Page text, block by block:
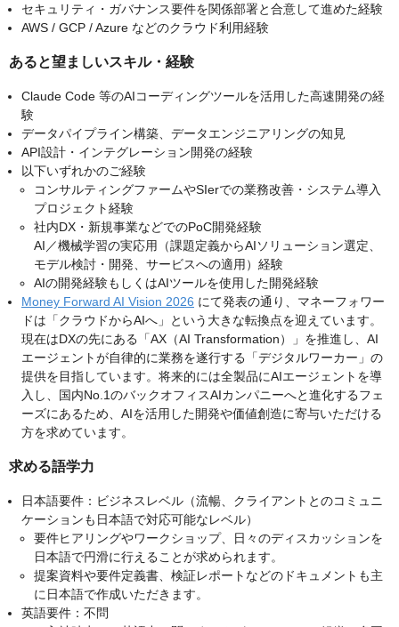
セキュリティ・ガバナンス要件を関係部署と合意して進めた経験
AWS / GCP / Azure などのクラウド利用経験
あると望ましいスキル・経験
Claude Code 等のAIコーディングツールを活用した高速開発の経
験
データパイプライン構築、データエンジニアリングの知見
API設計・インテグレーション開発の経験
以下いずれかのご経験
コンサルティングファームやSIerでの業務改善・システム導入
プロジェクト経験
社内DX・新規事業などでのPoC開発経験
AI／機械学習の実応用（課題定義からAIソリューション選定、
モデル検討・開発、サービスへの適用）経験
AIの開発経験もしくはAIツールを使用した開発経験
Money Forward AI Vision 2026 にて発表の通り、マネーフォワー
ドは「クラウドからAIへ」という大きな転換点を迎えています。
現在はDXの先にある「AX（AI Transformation）」を推進し、AI
エージェントが自律的に業務を遂行する「デジタルワーカー」の
提供を目指しています。将来的には全製品にAIエージェントを導
入し、国内No.1のバックオフィスAIカンパニーへと進化するフェ
ーズにあるため、AIを活用した開発や価値創造に寄与いただける
方を求めています。
求める語学力
日本語要件：ビジネスレベル（流暢、クライアントとのコミュニ
ケーションも日本語で対応可能なレベル）
要件ヒアリングやワークショップ、日々のディスカッションを
日本語で円滑に行えることが求められます。
提案資料や要件定義書、検証レポートなどのドキュメントも主
に日本語で作成いただきます。
英語要件：不問